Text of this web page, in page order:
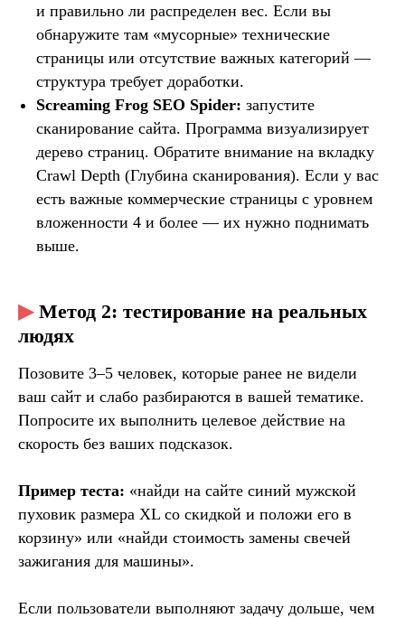
и правильно ли распределен вес. Если вы
обнаружите там «мусорные» технические
страницы или отсутствие важных категорий —
структура требует доработки.
Screaming Frog SEO Spider: запустите
сканирование сайта. Программа визуализирует
дерево страниц. Обратите внимание на вкладку
Crawl Depth (Глубина сканирования). Если у вас
есть важные коммерческие страницы с уровнем
вложенности 4 и более — их нужно поднимать
выше.
▶Метод 2: тестирование на реальных
людях
Позовите 3–5 человек, которые ранее не видели
ваш сайт и слабо разбираются в вашей тематике.
Попросите их выполнить целевое действие на
скорость без ваших подсказок.
Пример теста: «найди на сайте синий мужской
пуховик размера XL со скидкой и положи его в
корзину» или «найди стоимость замены свечей
зажигания для машины».
Если пользователи выполняют задачу дольше, чем